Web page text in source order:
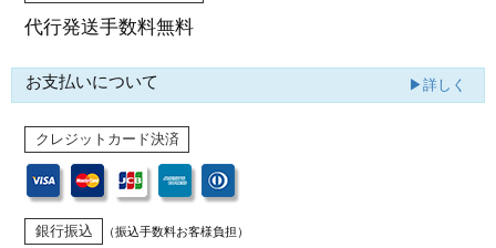
代行発送手数料無料
お支払いについて ▶詳しく
クレジットカード決済
銀行振込 （振込手数料お客様負担）